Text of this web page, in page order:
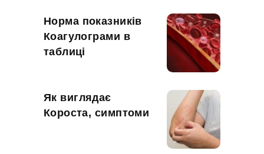
Норма показників
Коагулограми в
таблиці
Як виглядає
Короста, симптоми